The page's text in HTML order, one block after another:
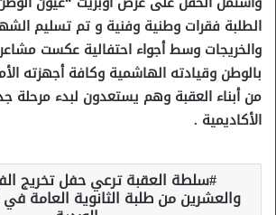
الطلبة فقرات وطنية وفنية و تم تسليم
والخريجات وسط أجواء احتفالية عكست مشاعر
بالوطن وقيادته الهاشمية وكافة أجهزته
من أبناء العقبة وهم يستعدون لبدء
الأكاديمية .
سلطة العقبة ترعي حفل تخريج
والعشرين من طلبة الثانوية العامة